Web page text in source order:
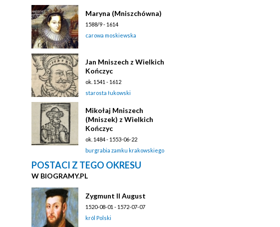
Maryna (Mniszchówna)
1588/9 - 1614
carowa moskiewska
Jan Mniszech z Wielkich
Kończyc
ok. 1541 - 1612
starosta łukowski
Mikołaj Mniszech
(Mniszek) z Wielkich
Kończyc
ok. 1484 - 1553-06-22
burgrabia zamku krakowskiego
POSTACI Z TEGO OKRESU
W BIOGRAMY.PL
Zygmunt II August
1520-08-01 - 1572-07-07
król Polski